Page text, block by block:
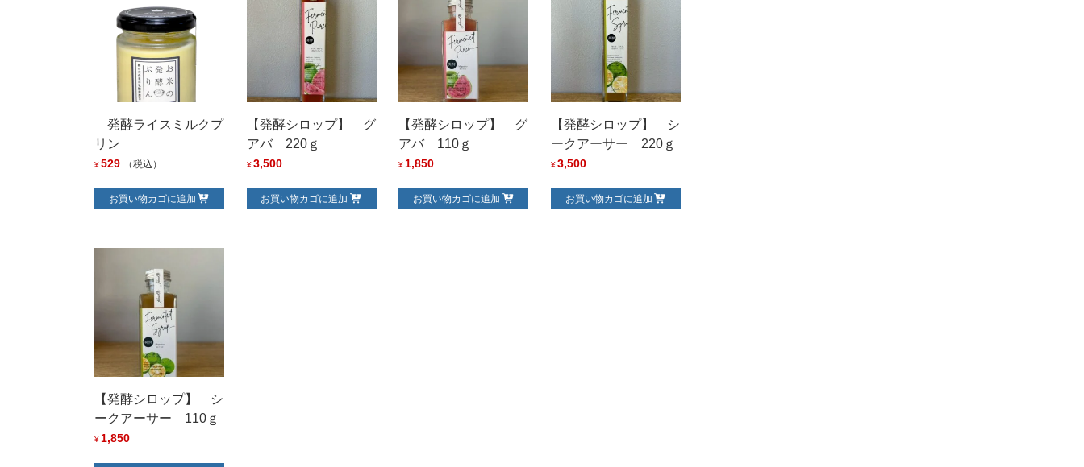
発酵ライスミルクプ
リン
¥529 （税込）
お買い物カゴに追加
【発酵シロップ】 グ
アバ 220ｇ
¥ 3,500
お買い物カゴに追加
【発酵シロップ】 グ
アバ 110ｇ
¥ 1,850
お買い物カゴに追加
【発酵シロップ】 シ
ークアーサー 220ｇ
¥3,500
お買い物カゴに追加
【発酵シロップ】 シ
ークアーサー 110ｇ
¥1,850